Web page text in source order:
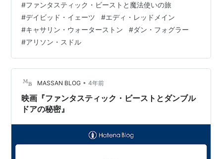
れました。内容は『魔法使いの旅』の再上映、『黒い魔
法使いの誕生』についてのトークショーと小道具の展示
です。（写真大きいです） 3、シリーズ最新作『ダンブ
ルドアの秘密』公開前に1作目から見直したので、感想を
追加しました。
#ファンタスティック・ビーストと魔法使いの旅
#デイビッド・イェーツ #エディ・レッドメイン
#キャサリン・ウォーターストン #ダン・フォグラー
#アリソン・スドル
MASSAN BLOG • 4年前
映画『ファンタスティック・ビーストとダンブル
ドアの秘密』